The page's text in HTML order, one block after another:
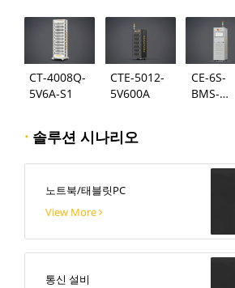
CT-4008Q-
5V6A-S1
CTE-5012-
5V600A
CE-6S-
BMS-
· 솔루션 시나리오
노트북/태블릿PC
View More
통신 설비